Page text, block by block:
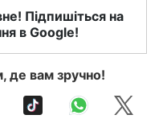
Підпишіться на
в Google!
де вам зручно!